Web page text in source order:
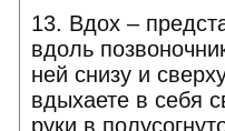
13. Вдох –
вдоль
ней снизу и
вдыхаете в себя
руки в